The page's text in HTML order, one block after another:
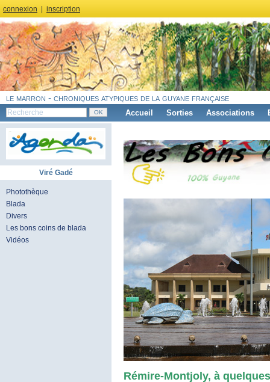
connexion inscription
le marron - chroniques atypiques de la guyane française
Accueil Sorties Associations
Viré Gadé
Photothèque
Blada
Divers
Les bons coins de blada
Vidéos
Rémire-Montjoly, à